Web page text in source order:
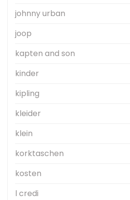
johnny urban
joop
kapten and son
kinder
kipling
kleider
klein
korktaschen
kosten
l credi